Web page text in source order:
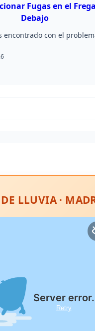
Fugas en el
Debajo
encontrado con el
LLUVIA ·